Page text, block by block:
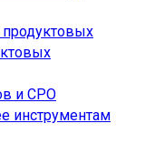
продуктовых
и CPO
инструментам